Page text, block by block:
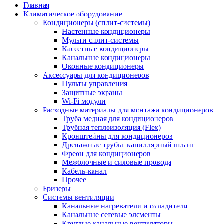
Главная
Климатическое оборудование
Кондиционеры (сплит-системы)
Настенные кондиционеры
Мульти сплит-системы
Кассетные кондиционеры
Канальные кондиционеры
Оконные кондиционеры
Аксессуары для кондиционеров
Пульты управления
Защитные экраны
Wi-Fi модули
Расходные материалы для монтажа кондиционеров
Труба медная для кондиционеров
Трубная теплоизоляция (Flex)
Кронштейны для кондиционеров
Дренажные трубы, капиллярный шланг
Фреон для кондиционеров
Межблочные и силовые провода
Кабель-канал
Прочее
Бризеры
Системы вентиляции
Канальные нагреватели и охладители
Канальные сетевые элементы